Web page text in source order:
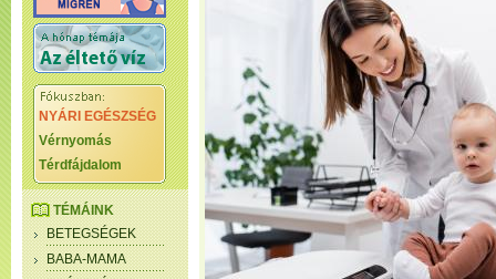
NYÁRI EGÉSZSÉG
Vérnyomás
Térdfájdalom
TÉMÁINK
BETEGSÉGEK
BABA-MAMA